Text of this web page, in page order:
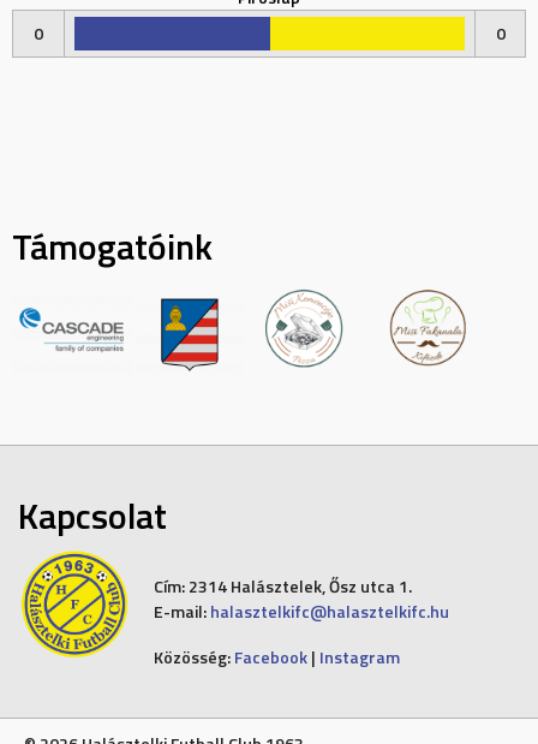
0
0
Támogatóink
Kapcsolat
Cím:2314 Halásztelek, Ősz utca 1.
E-mail: halasztelkifc@halasztelkifc.hu
Közösség: Facebook| Instagram